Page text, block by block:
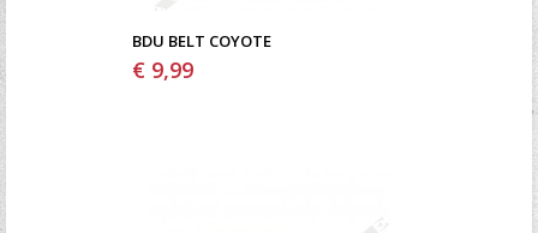
BDU BELT COYOTE
€ 9,99